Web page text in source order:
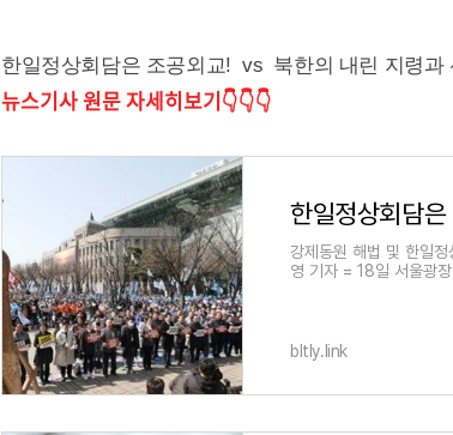
한일정상회담은 조공외교! vs 북한의 내린 지령과
뉴스기사 원문 자세히보기👇👇👇
한일정상회담
강제동원 해법 및 한일
영 기자 = 18일 서울광
bltly.link